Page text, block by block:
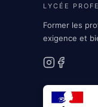
LYCÉE
Former les
exigence et
Instagram